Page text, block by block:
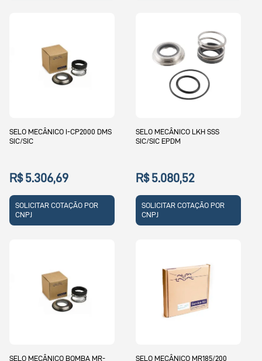
SELO MECÂNICO I-CP2000 DMS
SIC/SIC
R$ 5.306,69
SOLICITAR COTAÇÃO POR
CNPJ
SELO MECÂNICO LKH SSS
SIC/SIC EPDM
R$ 5.080,52
SOLICITAR COTAÇÃO POR
CNPJ
SELO MECÂNICO BOMBA MR- SELO MECÂNICO MR185/200